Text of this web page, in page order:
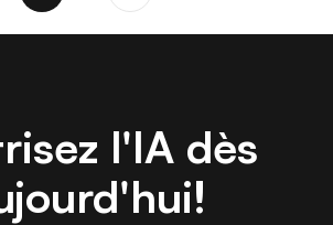
l'IA dès